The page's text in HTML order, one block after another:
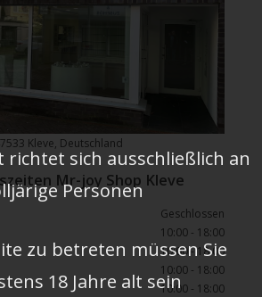
Kleve, Deutschland
Mr-joy Shop Kleve
Geschlossen
10:00 - 18:00
10:00 - 18:00
10:00 - 18:00
10:00 - 18:00
richtet sich ausschließlich an
Personen
zu betreten müssen Sie
18 Jahre alt sein